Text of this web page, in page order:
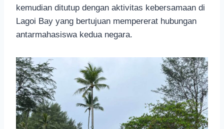
kemudian ditutup dengan aktivitas kebersamaan di
Lagoi Bay yang bertujuan mempererat hubungan
antarmahasiswa kedua negara.